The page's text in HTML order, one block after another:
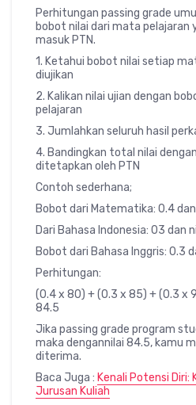
Perhitungan passing grade
bobot nilai dari mata pelajaran
masuk PTN.
1. Ketahui bobot nilai setiap
diujikan
2. Kalikan nilai ujian dengan
pelajaran
3. Jumlahkan seluruh hasil
4. Bandingkan total nilai
ditetapkan oleh PTN
Contoh sederhana;
Bobot dari Matematika: 0.4
Dari Bahasa Indonesia: 03 dan
Bobot dari Bahasa Inggris: 0.3
Perhitungan:
(0.4 x 80) + (0.3 x 85) + (0.3 x
84.5
Jika passing grade program
maka dengannilai 84.5, kamu
diterima.
Baca Juga : Kenali Potensi Diri:
Jurusan Kuliah